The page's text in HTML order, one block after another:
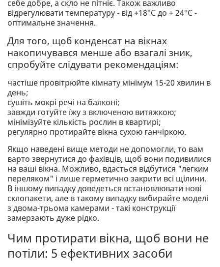
себе добре, а скло не пітніє. Також важливо
відрегулювати температуру - від +18°С до + 24°С -
оптимальне значення.
Для того, щоб конденсат на вікнах
накопичувався менше або взагалі зник,
спробуйте слідувати рекомендаціям:
частіше провітрюйте кімнату мінімум 15-20 хвилин в
день;
сушіть мокрі речі на балконі;
завжди готуйте їжу з включеною витяжкою;
мінімізуйте кількість рослин в квартирі;
регулярно протирайте вікна сухою ганчіркою.
Якщо наведені вище методи не допомогли, то вам
варто звернутися до фахівців, щоб вони подивилися
на ваші вікна. Можливо, вдасться відбутися "легким
переляком" і лише герметично закрити всі щілини.
В іншому випадку доведеться встановлювати нові
склопакети, але в такому випадку вибирайте моделі
з двома-трьома камерами - такі конструкції
замерзають дуже рідко.
Чим протирати вікна, щоб вони не
потіли: 5 ефективних засоби